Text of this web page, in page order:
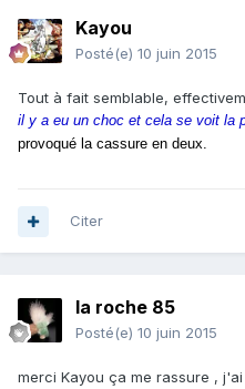
Kayou
Posté(e) 10 juin 2015
Tout à fait semblable,
il y a eu un choc et cela se voit la
provoqué la cassure en deux.
Citer
la roche 85
Posté(e) 10 juin 2015
merci Kayou ça me rassure ,